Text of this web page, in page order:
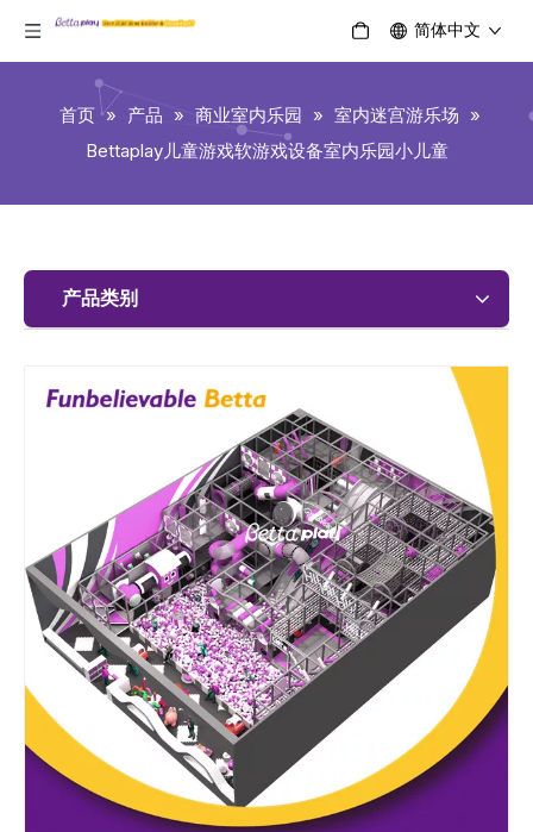
简体中文
首页 » 产品 » 商业室内乐园 » 室内迷宫游乐场 »
Bettaplay儿童游戏软游戏设备室内乐园小儿童
产品类别